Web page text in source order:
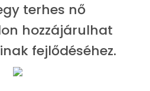
terhes nő
hozzájárulhat
fejlődéséhez.